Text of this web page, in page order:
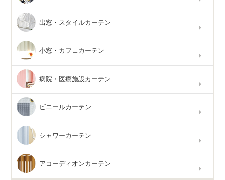
出窓・スタイルカーテン
小窓・カフェカーテン
病院・医療施設カーテン
ビニールカーテン
シャワーカーテン
アコーディオンカーテン